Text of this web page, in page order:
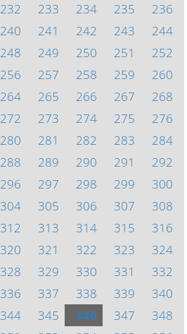
232 233 234 235
236
240 241 242 243
244
248 249 250 251
252
256 257 258 259
260
264 265 266 267
268
272 273 274 275
276
280 281 282 283
284
288 289 290 291
292
296 297 298 299
300
304 305 306 307
308
312 313 314 315
316
320 321 322 323
324
328 329 330 331
332
336 337 338 339
340
344 345 346 347
348